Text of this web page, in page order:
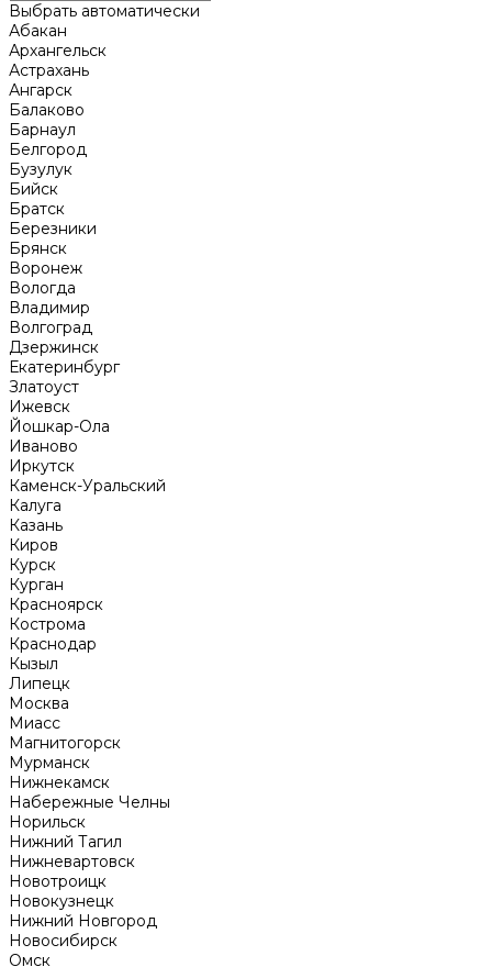
Выбрать автоматически
Абакан
Архангельск
Астрахань
Ангарск
Балаково
Барнаул
Белгород
Бузулук
Бийск
Братск
Березники
Брянск
Воронеж
Вологда
Владимир
Волгоград
Дзержинск
Екатеринбург
Златоуст
Ижевск
Йошкар-Ола
Иваново
Иркутск
Каменск-Уральский
Калуга
Казань
Киров
Курск
Курган
Красноярск
Кострома
Краснодар
Кызыл
Липецк
Москва
Миасс
Магнитогорск
Мурманск
Нижнекамск
Набережные Челны
Норильск
Нижний Тагил
Нижневартовск
Новотроицк
Новокузнецк
Нижний Новгород
Новосибирск
Омск